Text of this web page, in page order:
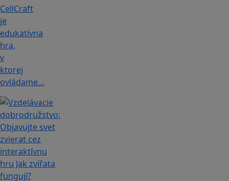
CellCraft
je
edukatívna
hra,
v
ktorej
ovládame…